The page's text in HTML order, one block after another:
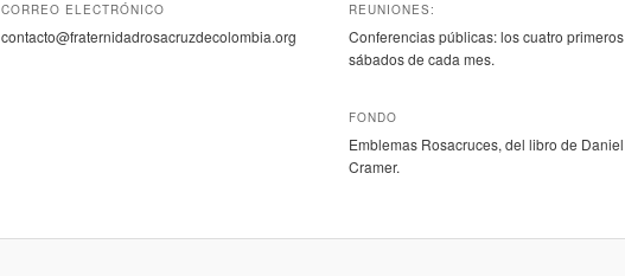
CORREO ELECTRÓNICO
contacto@fraternidadrosacruzdecolombia.org
REUNIONES:
Conferencias públicas: los cuatro primeros
sábados de cada mes.
FONDO
Emblemas Rosacruces, del libro de Daniel
Cramer.